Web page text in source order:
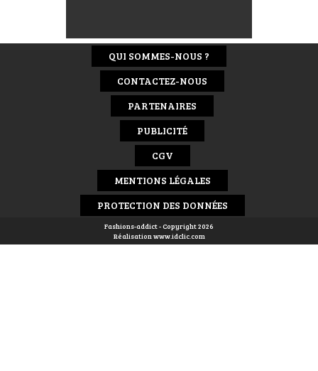
QUI SOMMES-NOUS ?
CONTACTEZ-NOUS
PARTENAIRES
PUBLICITÉ
CGV
MENTIONS LÉGALES
PROTECTION DES DONNÉES
Fashions-addict - Copyright 2026
Réalisationwww.idclic.com